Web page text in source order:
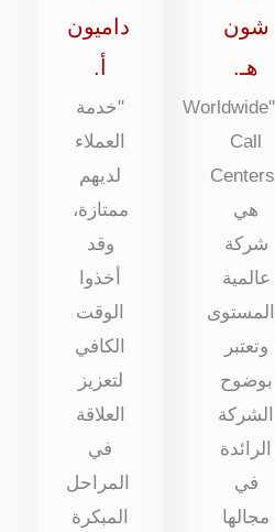
5
شون
هـ.
"Worldwide
Call
Centers
هي
شركة
عالمية
المستوى
وتعتبر
بوضوح
الشركة
الرائدة
في
مجالها
5
داميون
أ.
"خدمة
العملاء
لديهم
ممتازة،
وقد
أخذوا
الوقت
الكافي
لتعزيز
العلاقة
في
المراحل
المبكرة